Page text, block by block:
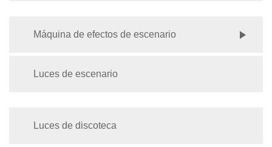
Máquina de efectos de escenario
Luces de escenario
Luces de discoteca